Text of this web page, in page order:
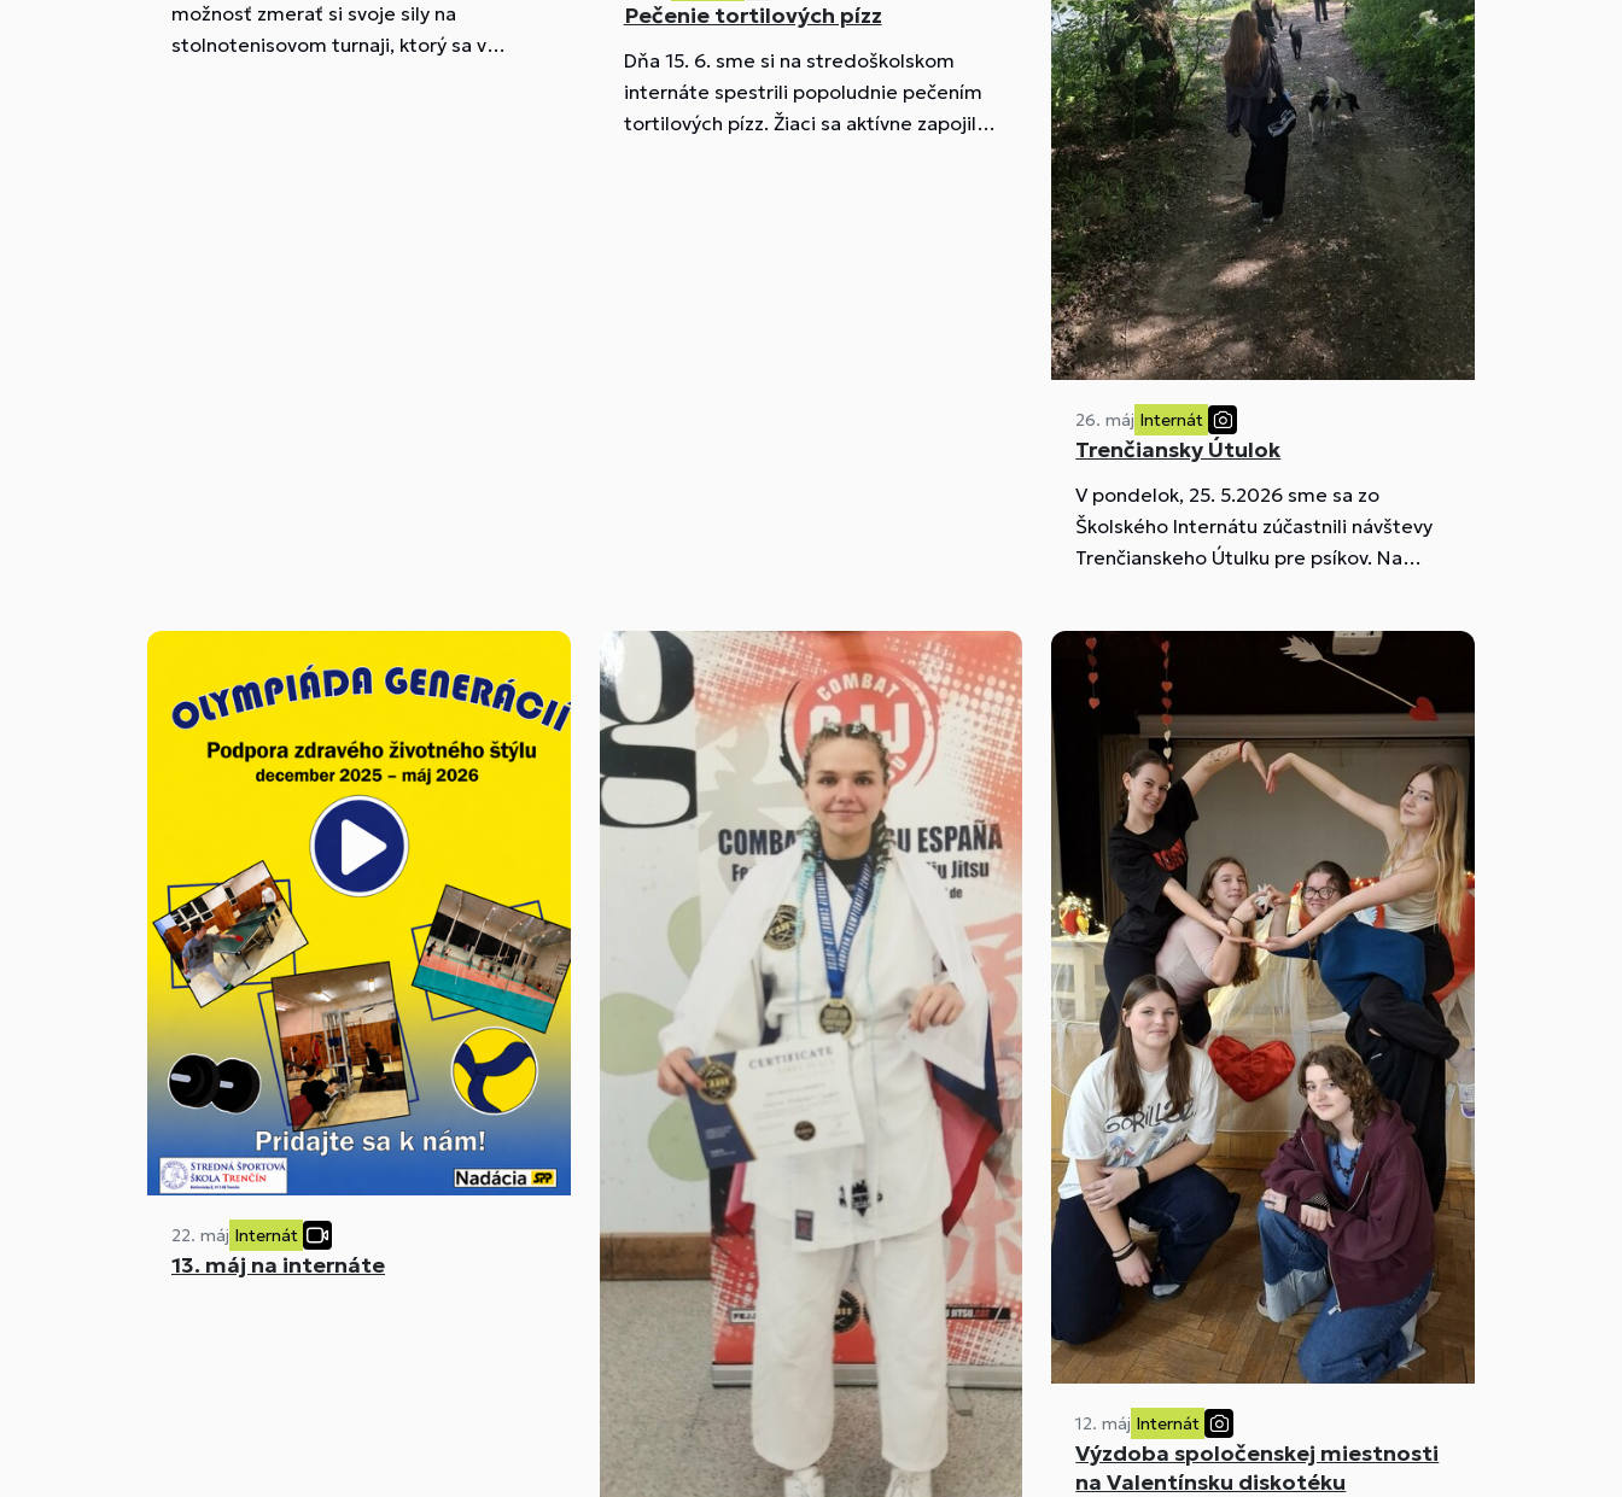
možnosť zmerať si svoje sily na
stolnotenisovom turnaji, ktorý sa v
Pečenie tortilových pízz
Dňa 15. 6. sme si na stredoškolskom
internáte spestrili popoludnie pečením
tortilových pízz. Žiaci sa aktívne zapojili
26. máj Internát
Trenčiansky Útulok
V pondelok, 25. 5.2026 sme sa zo
Školského Internátu zúčastnili návštevy
Trenčianskeho Útulku pre psíkov. Na
deň opusteným zvieratkám.
22. máj Internát
13. máj na internáte
12. máj Internát
Výzdoba spoločenskej miestnosti
na Valentínsku diskotéku